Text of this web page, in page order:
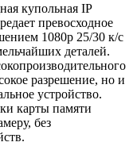
купольная IP
превосходное
1080p 25/30 к/с
деталей.
разрешение, но и
устройство.
карты памяти
без